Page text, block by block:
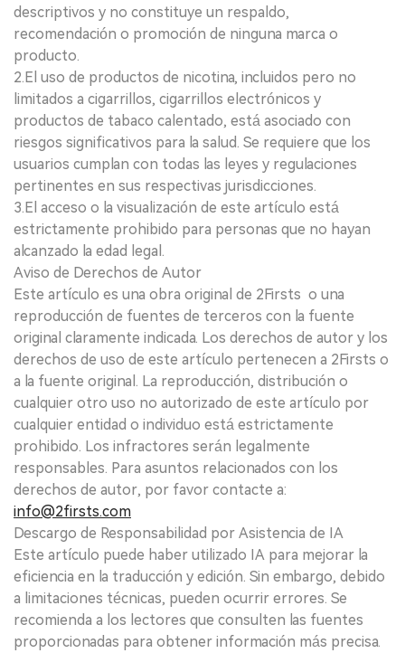
descriptivos y no constituye un respaldo,
recomendación o promoción de ninguna marca o
producto.
2.El uso de productos de nicotina, incluidos pero no
limitados a cigarrillos, cigarrillos electrónicos y
productos de tabaco calentado, está asociado con
riesgos significativos para la salud. Se requiere que los
usuarios cumplan con todas las leyes y regulaciones
pertinentes en sus respectivas jurisdicciones.
3.El acceso o la visualización de este artículo está
estrictamente prohibido para personas que no hayan
alcanzado la edad legal.
Aviso de Derechos de Autor
Este artículo es una obra original de 2Firsts o una
reproducción de fuentes de terceros con la fuente
original claramente indicada. Los derechos de autor y los
derechos de uso de este artículo pertenecen a 2Firsts o
a la fuente original. La reproducción, distribución o
cualquier otro uso no autorizado de este artículo por
cualquier entidad o individuo está estrictamente
prohibido. Los infractores serán legalmente
responsables. Para asuntos relacionados con los
derechos de autor, por favor contacte a:
info@2firsts.com
Descargo de Responsabilidad por Asistencia de IA
Este artículo puede haber utilizado IA para mejorar la
eficiencia en la traducción y edición. Sin embargo, debido
a limitaciones técnicas, pueden ocurrir errores. Se
recomienda a los lectores que consulten las fuentes
proporcionadas para obtener información más precisa.